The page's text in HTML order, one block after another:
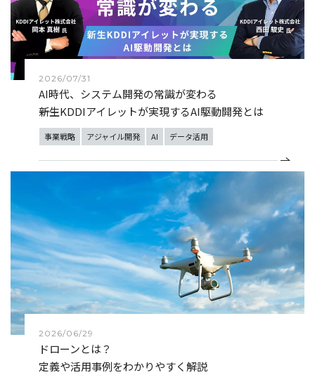
2026/07/31
AI時代、システム開発の常識が変わる
――新生KDDIアイレットが実現するAI駆動開発とは
事業戦略 アジャイル開発 AI データ活用
2026/06/29
ドローンとは？
定義や活用事例をわかりやすく解説